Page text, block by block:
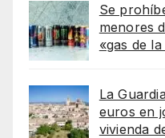
Se
menores
«gas de
La
euros en
vivienda